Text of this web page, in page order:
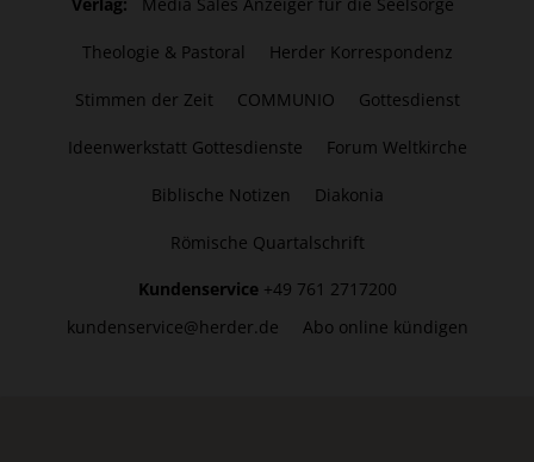
Theologie & Pastoral Herder Korrespondenz
Stimmen der Zeit COMMUNIO Gottesdienst
Ideenwerkstatt Gottesdienste Forum Weltkirche
Biblische Notizen Diakonia
Römische Quartalschrift
Kundenservice +49 761 2717200
kundenservice@herder.de
Abo online kündigen